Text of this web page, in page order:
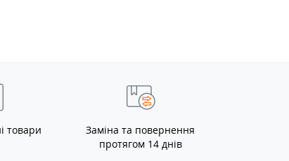
товари
Заміна та повернення
протягом 14 днів